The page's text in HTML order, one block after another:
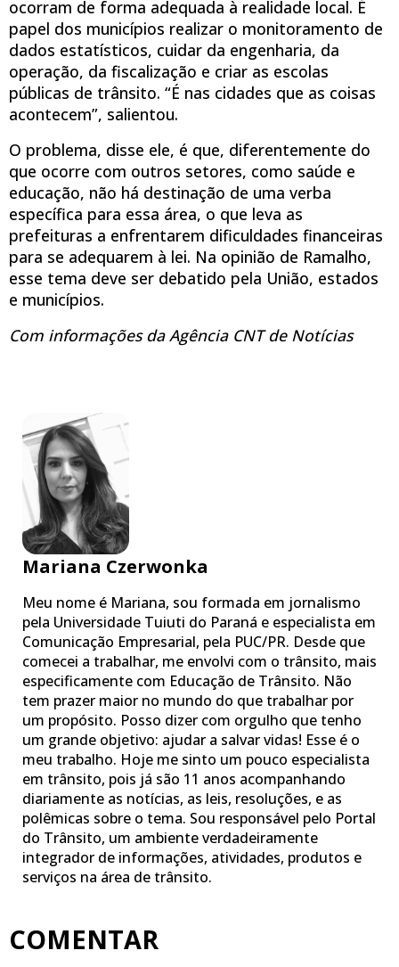
ocorram de forma adequada à realidade local. É
papel dos municípios realizar o monitoramento de
dados estatísticos, cuidar da engenharia, da
operação, da fiscalização e criar as escolas
públicas de trânsito. “É nas cidades que as coisas
acontecem”, salientou.
O problema, disse ele, é que, diferentemente do
que ocorre com outros setores, como saúde e
educação, não há destinação de uma verba
específica para essa área, o que leva as
prefeituras a enfrentarem dificuldades financeiras
para se adequarem à lei. Na opinião de Ramalho,
esse tema deve ser debatido pela União, estados
e municípios.
Com informações da Agência CNT de Notícias
Mariana Czerwonka
Meu nome é Mariana, sou formada em jornalismo
pela Universidade Tuiuti do Paraná e especialista em
Comunicação Empresarial, pela PUC/PR. Desde que
comecei a trabalhar, me envolvi com o trânsito, mais
especificamente com Educação de Trânsito. Não
tem prazer maior no mundo do que trabalhar por
um propósito. Posso dizer com orgulho que tenho
um grande objetivo: ajudar a salvar vidas! Esse é o
meu trabalho. Hoje me sinto um pouco especialista
em trânsito, pois já são 11 anos acompanhando
diariamente as notícias, as leis, resoluções, e as
polêmicas sobre o tema. Sou responsável pelo Portal
do Trânsito, um ambiente verdadeiramente
integrador de informações, atividades, produtos e
serviços na área de trânsito.
COMENTAR